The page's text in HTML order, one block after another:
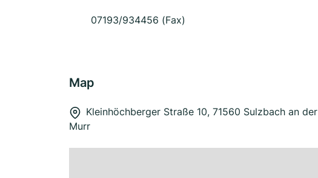
07193/934456 (Fax)
Map
Kleinhöchberger Straße 10, 71560 Sulzbach an der
Murr